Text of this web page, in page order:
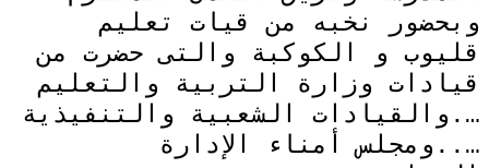
وبحضور نخبه من قيات تعليم
قليوب و الكوكبة والتى حضرت من
قيادات وزارة التربية والتعليم
….والقيادات الشعبية والتنفيذية
…..ومجلس أمناء الإدارة